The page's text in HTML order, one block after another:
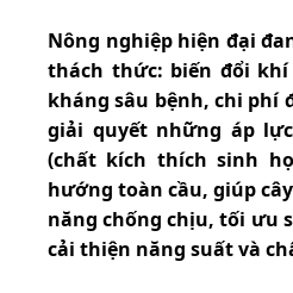
Nông nghiệp hiện đại
thách thức: biến đổi
kháng sâu bệnh, chi phí
giải quyết những áp
(chất kích thích sinh
hướng toàn cầu, giúp
năng chống chịu, tối ưu
cải thiện năng suất và